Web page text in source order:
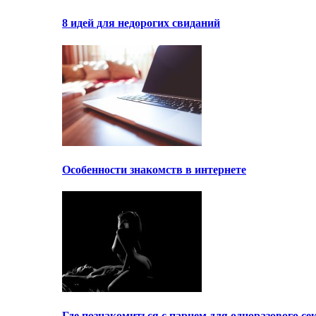
8 идей для недорогих свиданий
Особенности знакомств в интернете